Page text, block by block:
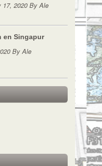
17, 2020 By Ale
en Singapur
By Ale